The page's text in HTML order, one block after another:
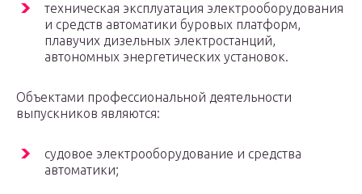
техническая эксплуатация электрооборудования
и средств автоматики буровых платформ,
плавучих дизельных электростанций,
автономных энергетических установок.
Объектами профессиональной деятельности
выпускников являются:
судовое электрооборудование и средства
автоматики;